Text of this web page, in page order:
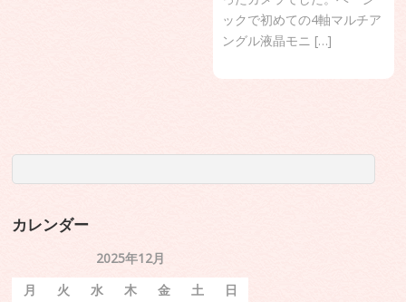
ックで初めての4軸マルチア
ングル液晶モニ […]
カレンダー
2025年12月
月
火 水 木 金 土 日